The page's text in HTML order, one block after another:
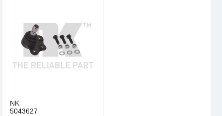
NK
5043627